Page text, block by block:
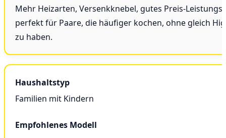
Mehr Heizarten, Versenkknebel, gutes Preis-
perfekt für Paare, die häufiger kochen, ohne gleich
zu haben.
Familien mit Kindern